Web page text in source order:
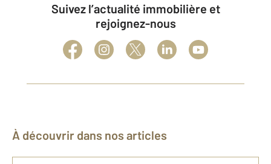
Suivez l’actualité immobilière et
rejoignez-nous
À découvrir dans nos articles